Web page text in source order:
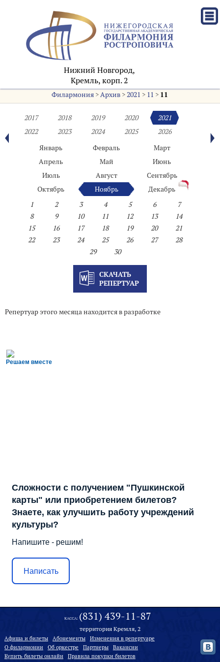
Нижний Новгород,
Кремль, корп. 2
Филармония >Архив >2021 > 11 > 11
2017 2018 2019 2020
2021
2022
2023 2024 2025
2026
Январь
Февраль
Март
Апрель
Май
Июнь
Июль
Август
Сентябрь
Октябрь
Ноябрь
Декабрь
1
2 3 4 5 6
7
8
9 10 11 12 13
14
15
16 17 18 19 20
21
22
23 24 25 26 27
28
29
30
СКАЧАТЬ
РЕПЕРТУАР
Репертуар этого месяца находится в разработке
Решаем вместе
Сложности с получением "Пушкинской
карты" или приобретением билетов?
Знаете, как улучшить работу учреждений
культуры?
Напишите - решим!
Написать
КАССА: (831) 439-11-87
территория Кремля, 2
Афиша и билеты Абонементы
Изменения в репертуаре
О филармонии
Oб оркестре Партнеры
Вакансии
Купить билеты онлайн
Правила покупки билетов